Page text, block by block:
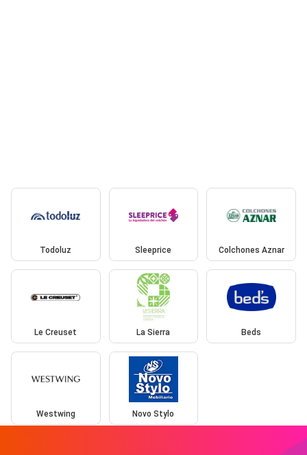
Todoluz Sleeprice Colchones Aznar
Le Creuset La Sierra Beds
Westwing Novo Stylo